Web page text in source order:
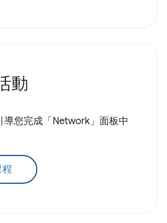
動
導您完成「Network」面板中
程